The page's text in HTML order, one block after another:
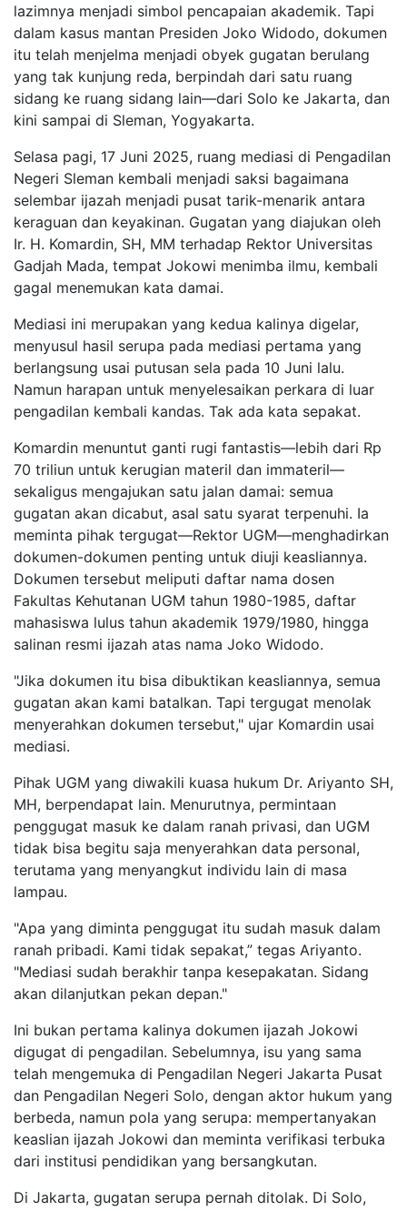
lazimnya menjadi simbol pencapaian akademik. Tapi
dalam kasus mantan Presiden Joko Widodo, dokumen
itu telah menjelma menjadi obyek gugatan berulang
yang tak kunjung reda, berpindah dari satu ruang
sidang ke ruang sidang lain—dari Solo ke Jakarta, dan
kini sampai di Sleman, Yogyakarta.
Selasa pagi, 17 Juni 2025, ruang mediasi di Pengadilan
Negeri Sleman kembali menjadi saksi bagaimana
selembar ijazah menjadi pusat tarik-menarik antara
keraguan dan keyakinan. Gugatan yang diajukan oleh
Ir. H. Komardin, SH, MM terhadap Rektor Universitas
Gadjah Mada, tempat Jokowi menimba ilmu, kembali
gagal menemukan kata damai.
Mediasi ini merupakan yang kedua kalinya digelar,
menyusul hasil serupa pada mediasi pertama yang
berlangsung usai putusan sela pada 10 Juni lalu.
Namun harapan untuk menyelesaikan perkara di luar
pengadilan kembali kandas. Tak ada kata sepakat.
Komardin menuntut ganti rugi fantastis—lebih dari Rp
70 triliun untuk kerugian materil dan immateril—
sekaligus mengajukan satu jalan damai: semua
gugatan akan dicabut, asal satu syarat terpenuhi. Ia
meminta pihak tergugat—Rektor UGM—menghadirkan
dokumen-dokumen penting untuk diuji keasliannya.
Dokumen tersebut meliputi daftar nama dosen
Fakultas Kehutanan UGM tahun 1980-1985, daftar
mahasiswa lulus tahun akademik 1979/1980, hingga
salinan resmi ijazah atas nama Joko Widodo.
"Jika dokumen itu bisa dibuktikan keasliannya, semua
gugatan akan kami batalkan. Tapi tergugat menolak
menyerahkan dokumen tersebut," ujar Komardin usai
mediasi.
Pihak UGM yang diwakili kuasa hukum Dr. Ariyanto SH,
MH, berpendapat lain. Menurutnya, permintaan
penggugat masuk ke dalam ranah privasi, dan UGM
tidak bisa begitu saja menyerahkan data personal,
terutama yang menyangkut individu lain di masa
lampau.
"Apa yang diminta penggugat itu sudah masuk dalam
ranah pribadi. Kami tidak sepakat,” tegas Ariyanto.
"Mediasi sudah berakhir tanpa kesepakatan. Sidang
akan dilanjutkan pekan depan."
Ini bukan pertama kalinya dokumen ijazah Jokowi
digugat di pengadilan. Sebelumnya, isu yang sama
telah mengemuka di Pengadilan Negeri Jakarta Pusat
dan Pengadilan Negeri Solo, dengan aktor hukum yang
berbeda, namun pola yang serupa: mempertanyakan
keaslian ijazah Jokowi dan meminta verifikasi terbuka
dari institusi pendidikan yang bersangkutan.
Di Jakarta, gugatan serupa pernah ditolak. Di Solo,